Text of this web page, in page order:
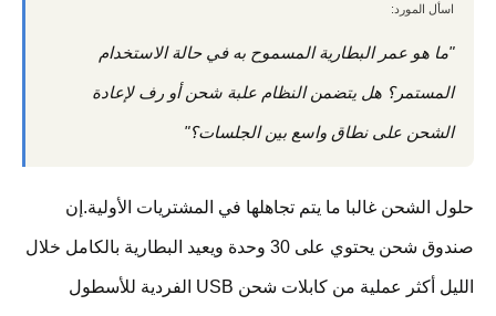
اسأل المورد:
"ما هو عمر البطارية المسموح به في حالة الاستخدام
المستمر؟ هل يتضمن النظام علبة شحن أو رف لإعادة
الشحن على نطاق واسع بين الجلسات؟"
حلول الشحن غالبا ما يتم تجاهلها في المشتريات الأولية.إن
صندوق شحن يحتوي على 30 وحدة ويعيد البطارية بالكامل خلال
الليل أكثر عملية من كابلات شحن USB الفردية للأسطول